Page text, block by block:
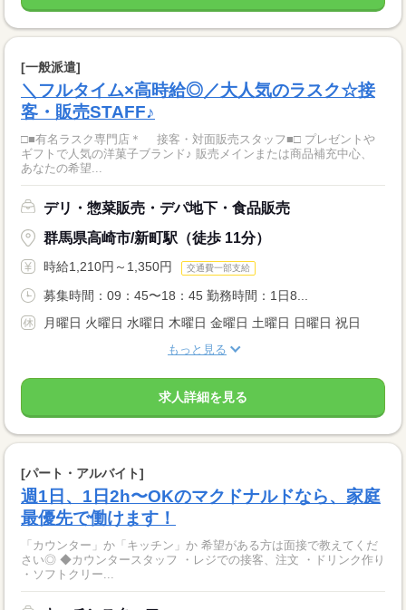
[一般派遣]
＼フルタイム×高時給◎／大人気のラスク☆接
客・販売STAFF♪
□■有名ラスク専門店＊ 接客・対面販売スタッフ■□ プレゼントや
ギフトで人気の洋菓子ブランド♪ 販売メインまたは商品補充中心、
あなたの希望...
デリ・惣菜販売・デパ地下・食品販売
群馬県高崎市/新町駅（徒歩 11分）
時給1,210円～1,350円 交通費一部支給
募集時間：09：45〜18：45 勤務時間：1日8...
月曜日 火曜日 水曜日 木曜日 金曜日 土曜日 日曜日 祝日
もっと見る
求人詳細を見る
[パート・アルバイト]
週1日、1日2h〜OKのマクドナルドなら、家庭
最優先で働けます！
「カウンター」か「キッチン」か 希望がある方は面接で教えてくだ
さい◎ ◆カウンタースタッフ ・レジでの接客、注文 ・ドリンク作り
・ソフトクリー...